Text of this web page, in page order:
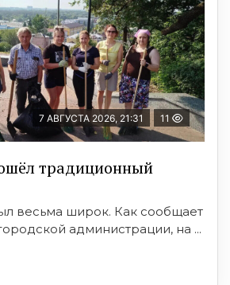
7 АВГУСТА 2026, 21:31 11
традиционный
весьма широк. Как сообщает
администрации, на ...